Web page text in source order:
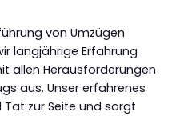
von Umzügen
langjährige Erfahrung
allen Herausforderungen
aus. Unser erfahrenes
zur Seite und sorgt